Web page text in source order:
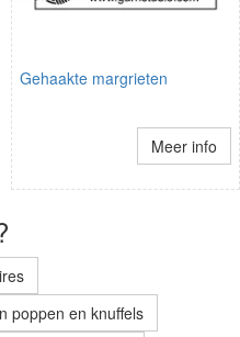
Gehaakte margrieten
Meer info
poppen en knuffels